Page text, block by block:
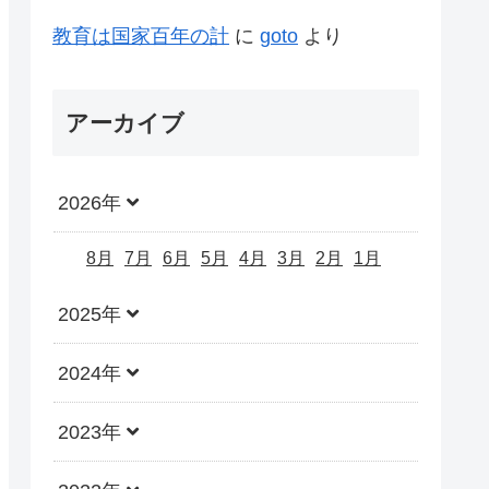
教育は国家百年の計 に goto より
アーカイブ
2026年
8月 7月 6月 5月 4月 3月 2月 1月
2025年
2024年
2023年